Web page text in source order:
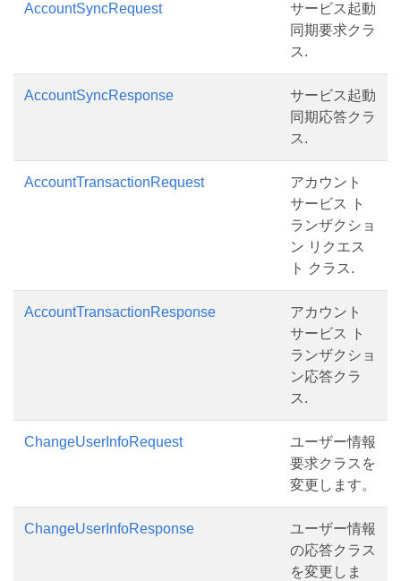
AccountSyncRequest
サービス起動
同期要求クラ
ス.
AccountSyncResponse
サービス起動
同期応答クラ
ス.
AccountTransactionRequest
アカウント
サービス ト
ランザクショ
ン リクエス
ト クラス.
AccountTransactionResponse
アカウント
サービス ト
ランザクショ
ン応答クラ
ス.
ChangeUserInfoRequest
ユーザー情報
要求クラスを
変更します。
ChangeUserInfoResponse
ユーザー情報
の応答クラス
を変更しま